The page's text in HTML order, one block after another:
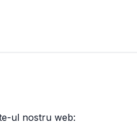
ul nostru web: